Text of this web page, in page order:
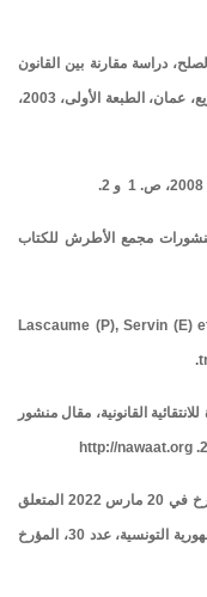
دراسة مقارنة بين القانون
والشريعة الإسلامية، الدار العلمية الدولية للنشر والتوزيع، عمان، الطبعة الأولى، 2003،
مجمع الأطرش للكتاب
(7) Lascaume (P), Servin
القانونية، مقال منشور
(9) الفصل 1 من المرسوم عدد 13 لسنة 2022 مؤرخ في 20 مارس 2022 المتعلق
بالصلح الجزائي وتوظيف عائداته، الرائد الرسمي للجمهورية التونسية، عدد 30، المؤرخ